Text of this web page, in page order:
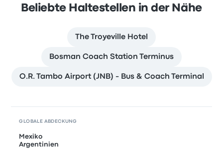
Beliebte Haltestellen in der Nähe
The Troyeville Hotel
Bosman Coach Station Terminus
O.R. Tambo Airport (JNB) - Bus & Coach Terminal
GLOBALE ABDECKUNG
Mexiko
Argentinien